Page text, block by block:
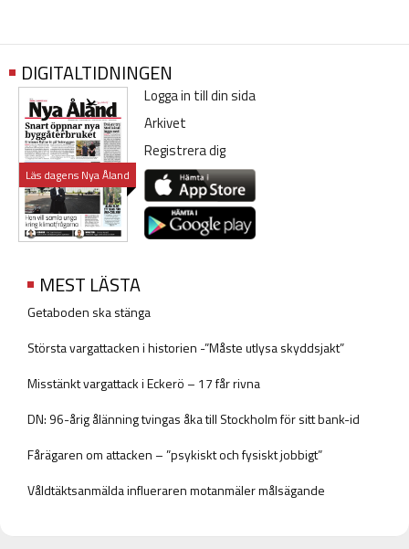
DIGITALTIDNINGEN
Läs dagens Nya Åland
Logga in till din sida
Arkivet
Registrera dig
MEST LÄSTA
Getaboden ska stänga
Största vargattacken i historien -”Måste utlysa skyddsjakt”
Misstänkt vargattack i Eckerö – 17 får rivna
DN: 96-årig ålänning tvingas åka till Stockholm för sitt bank-id
Fårägaren om attacken – ”psykiskt och fysiskt jobbigt”
Våldtäktsanmälda influeraren motanmäler målsägande